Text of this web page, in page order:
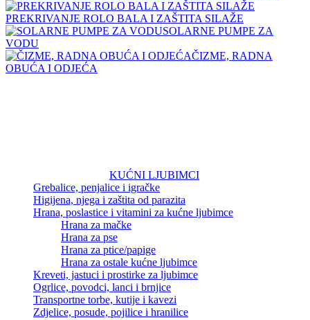
PREKRIVANJE ROLO BALA I ZAŠTITA SILAŽE
SOLARNE PUMPE ZA
VODU
ČIZME, RADNA
OBUĆA I ODJEĆA
KUĆNI LJUBIMCI
Grebalice, penjalice i igračke
Higijena, njega i zaštita od parazita
Hrana, poslastice i vitamini za kućne ljubimce
Hrana za mačke
Hrana za pse
Hrana za ptice/papige
Hrana za ostale kućne ljubimce
Kreveti, jastuci i prostirke za ljubimce
Ogrlice, povodci, lanci i brnjice
Transportne torbe, kutije i kavezi
Zdjelice, posude, pojilice i hranilice